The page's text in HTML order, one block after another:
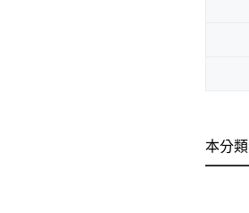
本分